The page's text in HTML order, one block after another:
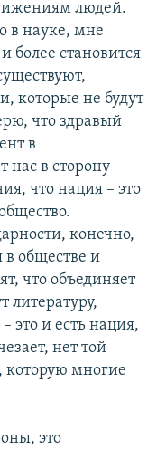
людей.
в науке, мне
более становится
которые не будут
что здравый
в
нас в сторону
что нация – это
конечно,
в обществе и
что объединяет
литературу,
это и есть нация,
нет той
которую многие
это